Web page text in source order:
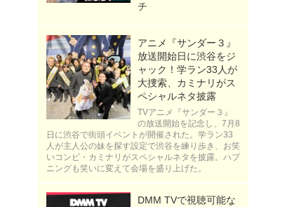
チ
アニメ『サンダー３』
放送開始日に渋谷をジ
ャック！学ラン33人が
大捜索、カミナリがス
ペシャルネタ披露
TVアニメ『サンダー３』
の放送開始を記念し、7月8
日に渋谷で街頭イベントが開催された。学ラン33
人が主人公の妹を探す設定で渋谷を練り歩き、お笑
いコンビ・カミナリがスペシャルネタを披露。ハプ
ニングも笑いに変えて会場を盛り上げた。
DMM TVで視聴可能な